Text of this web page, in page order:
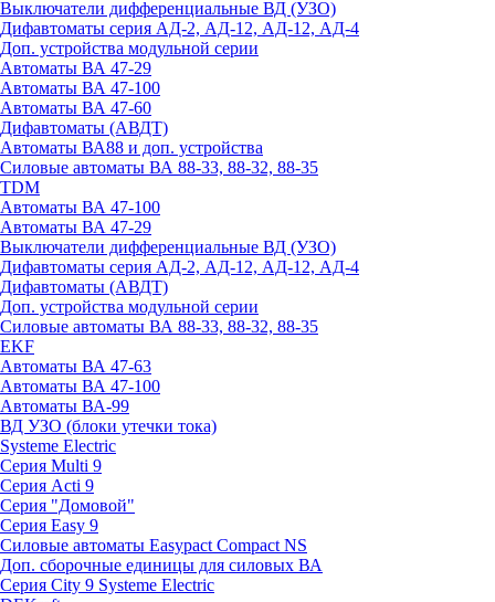
Выключатели дифференциальные ВД (УЗО)
Дифавтоматы серия АД-2, АД-12, АД-12, АД-4
Доп. устройства модульной серии
Автоматы ВА 47-29
Автоматы ВА 47-100
Автоматы ВА 47-60
Дифавтоматы (АВДТ)
Автоматы ВА88 и доп. устройства
Силовые автоматы ВА 88-33, 88-32, 88-35
TDM
Автоматы ВА 47-100
Автоматы ВА 47-29
Выключатели дифференциальные ВД (УЗО)
Дифавтоматы серия АД-2, АД-12, АД-12, АД-4
Дифавтоматы (АВДТ)
Доп. устройства модульной серии
Силовые автоматы ВА 88-33, 88-32, 88-35
EKF
Автоматы ВА 47-63
Автоматы ВА 47-100
Автоматы ВА-99
ВД УЗО (блоки утечки тока)
Systeme Electric
Серия Multi 9
Серия Acti 9
Серия "Домовой"
Серия Easy 9
Силовые автоматы Easypact Compact NS
Доп. сборочные единицы для силовых ВА
Серия City 9 Systeme Electric